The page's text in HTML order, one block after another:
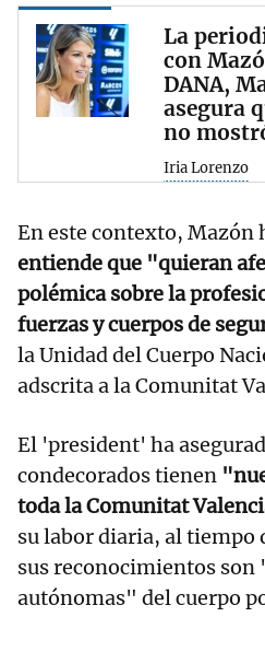
La
con
DANA,
asegura
no
Iria Lorenzo
En este contexto, Mazón
entiende que "quieran
polémica sobre la
fuerzas y cuerpos de
la Unidad del Cuerpo
adscrita a la Comunitat
El 'president' ha
condecorados tienen
toda la Comunitat
su labor diaria, al tiempo
sus reconocimientos son
autónomas" del cuerpo